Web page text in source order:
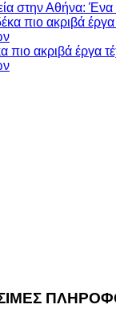
στην Αθήνα: Ένα
πιο ακριβά έργα